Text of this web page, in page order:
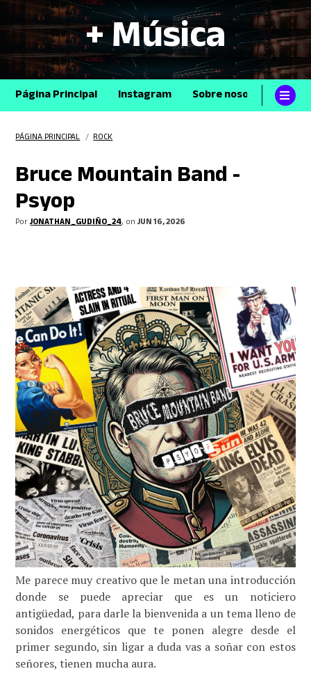
+ Música
Página Principal Instagram Sobre nosotros
PÁGINA PRINCIPAL /ROCK
Bruce Mountain Band -
Psyop
PorJONATHAN_GUDIÑO_24, onJUN 16, 2026
Me parece muy creativo que le metan una introducción
donde se puede apreciar que es un noticiero
antigüedad, para darle la bienvenida a un tema lleno de
sonidos energéticos que te ponen alegre desde el
primer segundo, sin ligar a duda vas a soñar con estos
señores, tienen mucha aura.